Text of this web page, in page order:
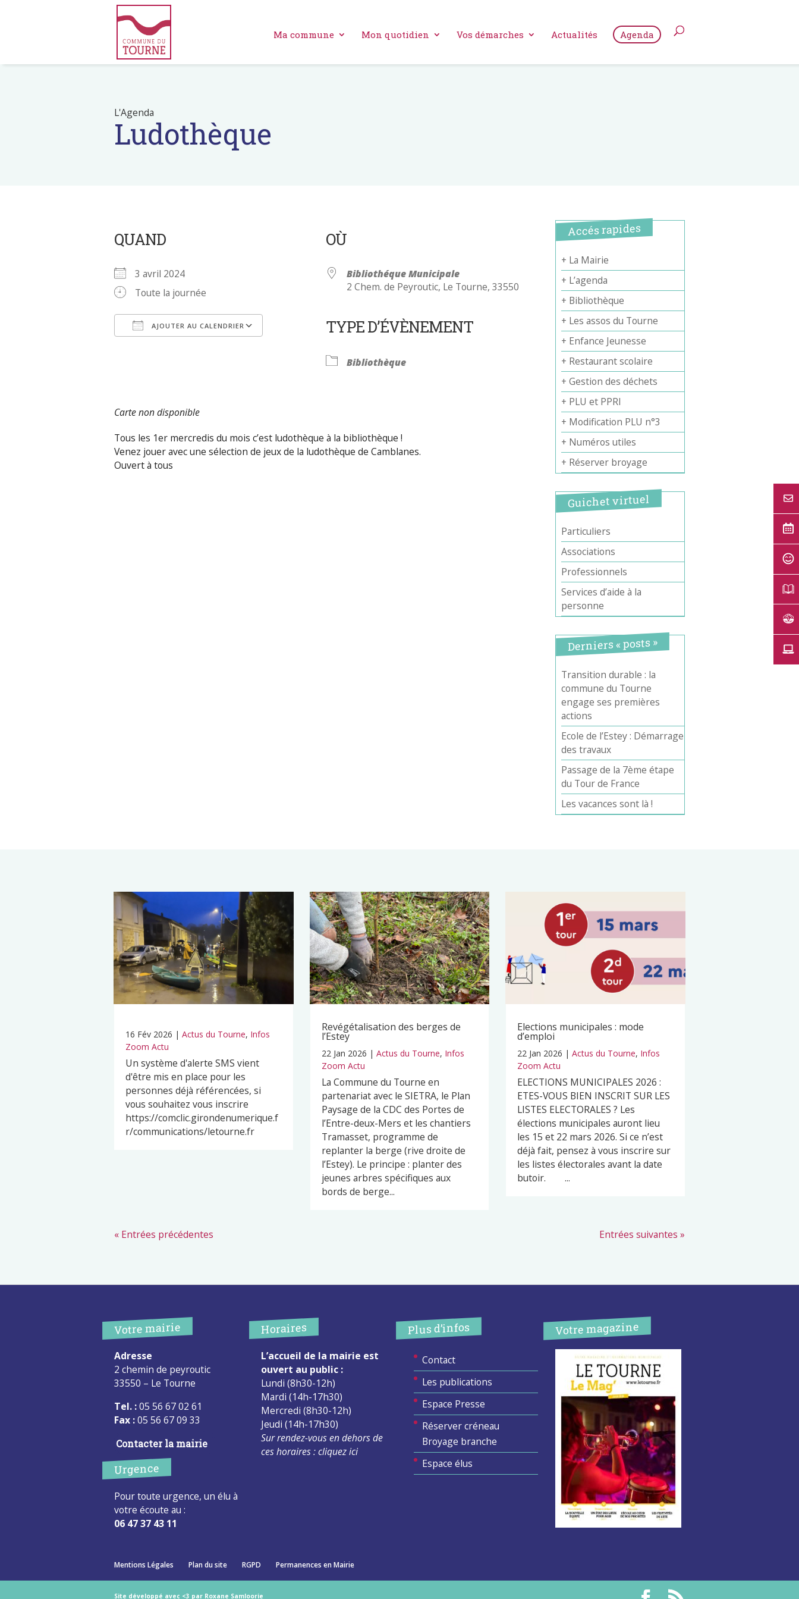
Ma commune Mon quotidien Vos démarches Actualités Agenda
L'Agenda
Ludothèque
QUAND
3 avril 2024
Toute la journée
AJOUTER AU CALENDRIER
Office 365
OÙ
Bibliothéque Municipale
2 Chem. de Peyroutic, Le Tourne, 33550
TYPE D’ÉVÈNEMENT
Bibliothèque
Carte non disponible
Tous les 1er mercredis du mois c’est ludothèque à la bibliothèque !
Venez jouer avec une sélection de jeux de la ludothèque de Camblanes.
Ouvert à tous
Accés rapides
+ La Mairie
+ L’agenda
+ Bibliothèque
+ Les assos du Tourne
+ Enfance Jeunesse
+ Restaurant scolaire
+ Gestion des déchets
+ PLU et PPRI
+ Modification PLU n°3
+ Numéros utiles
+ Réserver broyage
Guichet virtuel
Particuliers
Associations
Professionnels
Services d’aide à la
personne
Derniers « posts »
Transition durable : la
commune du Tourne
engage ses premières
actions
Ecole de l’Estey : Démarrage
des travaux
Passage de la 7ème étape
du Tour de France
Les vacances sont là !
16 Fév 2026 | Actus du Tourne, Infos
Zoom Actu
Un système d'alerte SMS vient
d'être mis en place pour les
personnes déjà référencées, si
vous souhaitez vous inscrire
https://comclic.girondenumerique.f
r/communications/letourne.fr
Revégétalisation des berges de
l’Estey
22 Jan 2026 | Actus du Tourne, Infos
Zoom Actu
La Commune du Tourne en
partenariat avec le SIETRA, le Plan
Paysage de la CDC des Portes de
l’Entre-deux-Mers et les chantiers
Tramasset, programme de
replanter la berge (rive droite de
l’Estey). Le principe : planter des
jeunes arbres spécifiques aux
bords de berge...
Elections municipales : mode
d’emploi
22 Jan 2026 |Actus du Tourne, Infos
Zoom Actu
ELECTIONS MUNICIPALES 2026 :
ETES-VOUS BIEN INSCRIT SUR LES
LISTES ELECTORALES ? Les
élections municipales auront lieu
les 15 et 22 mars 2026. Si ce n’est
déjà fait, pensez à vous inscrire sur
les listes électorales avant la date
butoir. ...
« Entrées précédentes Entrées suivantes »
Votre mairie
Adresse
2 chemin de peyroutic
33550 – Le Tourne
Tel. :05 56 67 02 61
Fax :05 56 67 09 33
Contacter la mairie
Urgence
Pour toute urgence, un élu à
votre écoute au :
06 47 37 43 11
Horaires
L’accueil de la mairie est
ouvert au public :
Lundi (8h30-12h)
Mardi (14h-17h30)
Mercredi (8h30-12h)
Jeudi (14h-17h30)
Sur rendez-vous en dehors de
ces horaires :cliquez ici
Plus d’infos
Contact
Les publications
Espace Presse
Réserver créneau
Broyage branche
Espace élus
Votre magazine
Mentions Légales Plan du site RGPD Permanences en Mairie
Site développé avec <3 par Roxane Samloorie